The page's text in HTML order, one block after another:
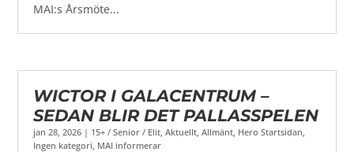
MAI:s Årsmöte...
WICTOR I GALACENTRUM –
SEDAN BLIR DET PALLASSPELEN
jan 28, 2026 | 15+ / Senior / Elit ,Aktuellt ,Allmänt Hero Startsidan
Ingen kategori MAI informerar